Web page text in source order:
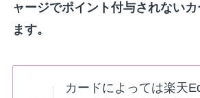
ャージでポイント付与されない
ます。
カードによっては楽天